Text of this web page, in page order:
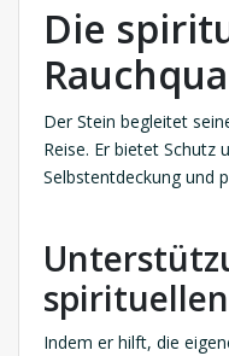
Die
Der Stein begleitet
Reise. Er bietet Schutz
Selbstentdeckung und
Indem er hilft, die